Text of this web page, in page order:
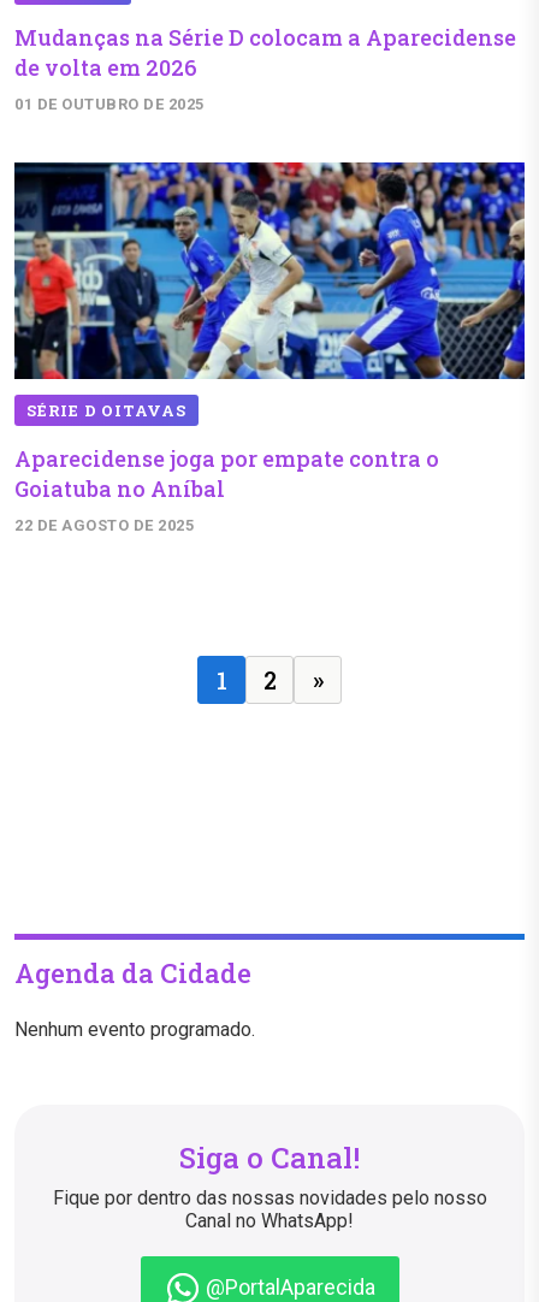
Mudanças na Série D colocam a Aparecidense
de volta em 2026
01 DE OUTUBRO DE 2025
SÉRIE D OITAVAS
Aparecidense joga por empate contra o
Goiatuba no Aníbal
22 DE AGOSTO DE 2025
Posts navigation
1 2 »
Agenda da Cidade
Nenhum evento programado.
Siga o Canal!
Fique por dentro das nossas novidades pelo nosso
Canal no WhatsApp!
@PortalAparecida